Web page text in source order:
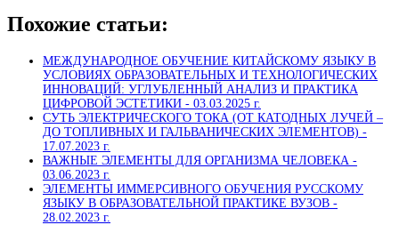
Похожие статьи:
МЕЖДУНАРОДНОЕ ОБУЧЕНИЕ КИТАЙСКОМУ ЯЗЫКУ В
УСЛОВИЯХ ОБРАЗОВАТЕЛЬНЫХ И ТЕХНОЛОГИЧЕСКИХ
ИННОВАЦИЙ: УГЛУБЛЕННЫЙ АНАЛИЗ И ПРАКТИКА
ЦИФРОВОЙ ЭСТЕТИКИ - 03.03.2025 г.
СУТЬ ЭЛЕКТРИЧЕСКОГО ТОКА (ОТ КАТОДНЫХ ЛУЧЕЙ –
ДО ТОПЛИВНЫХ И ГАЛЬВАНИЧЕСКИХ ЭЛЕМЕНТОВ) -
17.07.2023 г.
ВАЖНЫЕ ЭЛЕМЕНТЫ ДЛЯ ОРГАНИЗМА ЧЕЛОВЕКА -
03.06.2023 г.
ЭЛЕМЕНТЫ ИММЕРСИВНОГО ОБУЧЕНИЯ РУССКОМУ
ЯЗЫКУ В ОБРАЗОВАТЕЛЬНОЙ ПРАКТИКЕ ВУЗОВ -
28.02.2023 г.